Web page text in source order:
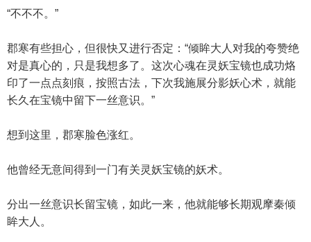
“不不不。”
郡寒有些担心，但很快又进行否定：“倾眸大人对我的夸赞绝
对是真心的，只是我想多了。这次心魂在灵妖宝镜也成功烙
印了一点点刻痕，按照古法，下次我施展分影妖心术，就能
长久在宝镜中留下一丝意识。”
想到这里，郡寒脸色涨红。
他曾经无意间得到一门有关灵妖宝镜的妖术。
分出一丝意识长留宝镜，如此一来，他就能够长期观摩秦倾
眸大人。